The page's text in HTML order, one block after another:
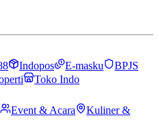
Indopos E-masku
BPJS
Toko Indo
Event & Acara
Kuliner &